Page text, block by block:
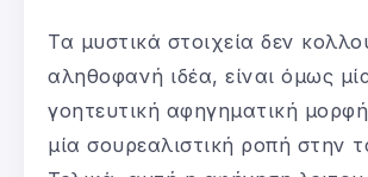
Τα μυστικά στοιχεία δεν
αληθοφανή ιδέα, είναι όμως
γοητευτική αφηγηματική μορφή
μία σουρεαλιστική ροπή στην